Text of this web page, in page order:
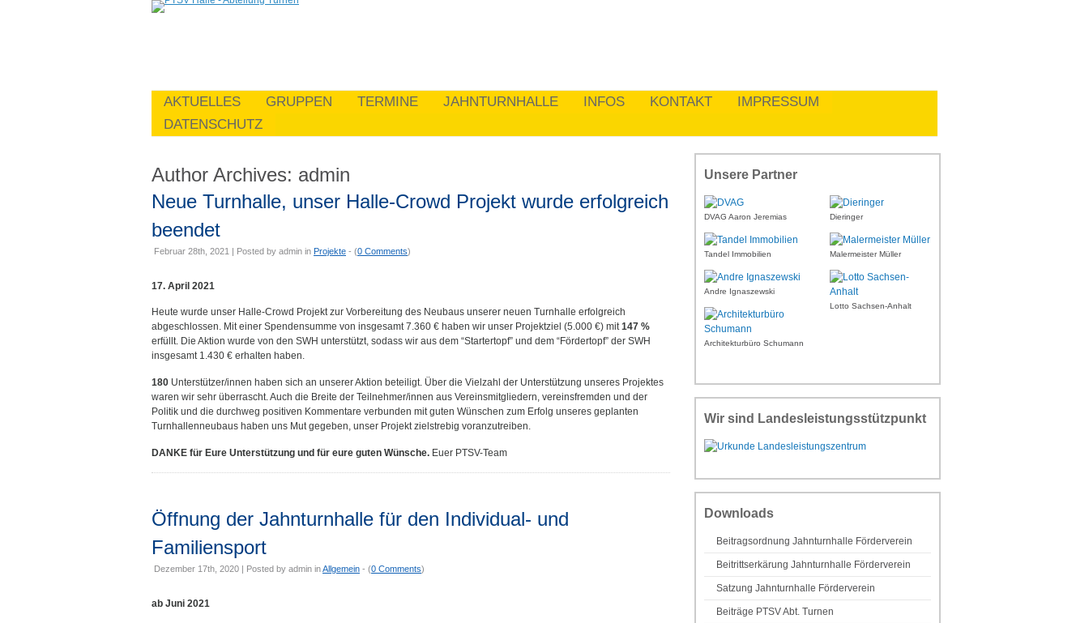
AKTUELLES GRUPPEN TERMINE JAHNTURNHALLE INFOS KONTAKT
IMPRESSUM
DATENSCHUTZ
Author Archives: admin
Neue Turnhalle, unser Halle-Crowd Projekt wurde erfolgreich
beendet
Februar 28th, 2021 | Posted by admin in Projekte - (0 Comments)
17. April 2021
Heute wurde unser Halle-Crowd Projekt zur Vorbereitung des Neubaus unserer neuen Turnhalle erfolgreich
abgeschlossen. Mit einer Spendensumme von insgesamt 7.360 € haben wir unser Projektziel (5.000 €) mit147 %
erfüllt. Die Aktion wurde von den SWH unterstützt, sodass wir aus dem “Startertopf” und dem “Fördertopf” der SWH
insgesamt 1.430 € erhalten haben.
180 Unterstützer/innen haben sich an unserer Aktion beteiligt. Über die Vielzahl der Unterstützung unseres Projektes
waren wir sehr überrascht. Auch die Breite der Teilnehmer/innen aus Vereinsmitgliedern, vereinsfremden und der
Politik und die durchweg positiven Kommentare verbunden mit guten Wünschen zum Erfolg unseres geplanten
Turnhallenneubaus haben uns Mut gegeben, unser Projekt zielstrebig voranzutreiben.
DANKE für Eure Unterstützung und für eure guten Wünsche. Euer PTSV-Team
Öffnung der Jahnturnhalle für den Individual- und
Familiensport
Dezember 17th, 2020 | Posted by admin inAllgemein - (0 Comments)
ab Juni 2021
Unsere Partner
DVAG Aaron Jeremias Dieringer
Tandel Immobilien Malermeister Müller
Andre Ignaszewski
Lotto Sachsen-Anhalt
Architekturbüro Schumann
Wir sind Landesleistungsstützpunkt
Downloads
Beitragsordnung Jahnturnhalle Förderverein
Beitrittserkärung Jahnturnhalle Förderverein
Satzung Jahnturnhalle Förderverein
Beiträge PTSV Abt. Turnen